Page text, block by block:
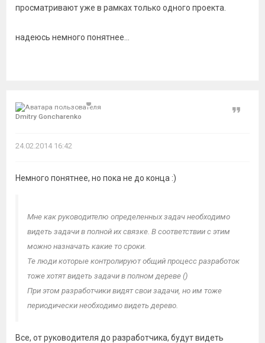
просматривают уже в рамках только одного проекта.
надеюсь немного понятнее...
Dmitry Goncharenko
Цитата
24.02.2014 16:42
Немного понятнее, но пока не до конца :)
Мне как руководителю определенных задач необходимо
видеть задачи в полной их связке. В соответствии с этим
можно назначать какие то сроки.
Те люди которые контролируют общий процесс разработок
тоже хотят видеть задачи в полном дереве ()
При этом разработчики видят свои задачи, но им тоже
периодически необходимо видеть дерево.
Все, от руководителя до разработчика, будут видеть